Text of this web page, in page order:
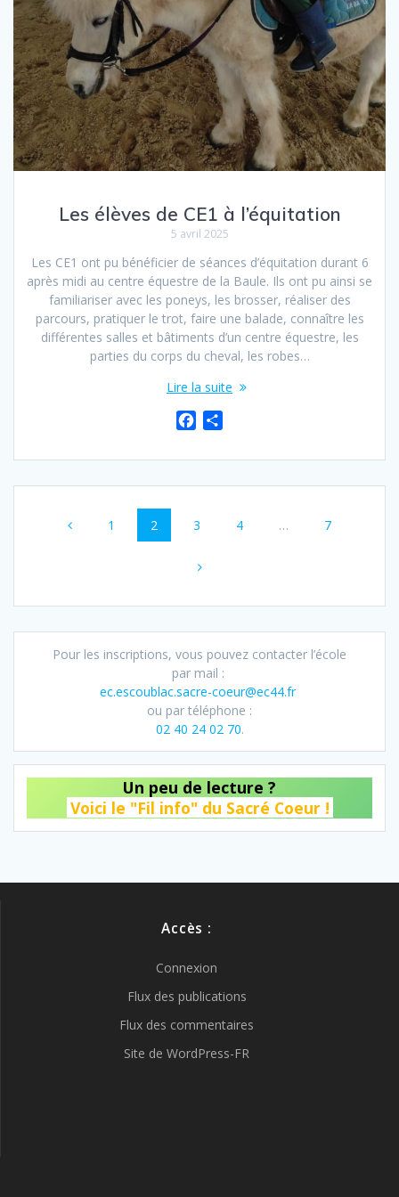
Les élèves de CE1 à l’équitation
5 avril 2025
Les CE1 ont pu bénéficier de séances d’équitation durant 6
après midi au centre équestre de la Baule. Ils ont pu ainsi se
familiariser avec les poneys, les brosser, réaliser des
parcours, pratiquer le trot, faire une balade, connaître les
différentes salles et bâtiments d’un centre équestre, les
parties du corps du cheval, les robes…
Lire la suite
c
o
r
Navigation
des
articles
Page
1 Page
2 Page
3 Page
4 … Page
7
Pour les inscriptions, vous pouvez contacter l’école
par mail :
ec.escoublac.sacre-coeur@ec44.fr
ou par téléphone :
02 40 24 02 70.
Un peu de lecture ?
Voici le "Fil info" du Sacré Coeur !
Accès :
Connexion
Flux des publications
Flux des commentaires
Site de WordPress-FR